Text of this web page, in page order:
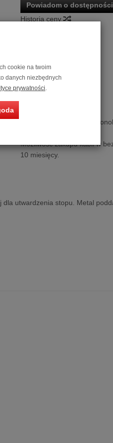
Powiadom o dostępności
Historia ceny
Srebrne widełki Albedo
Możliwość zakupu kabli w
10 miesięcy.
utwardzenia stopu. Metal
cookie na twoim
danych niezbędnych
prywatności.